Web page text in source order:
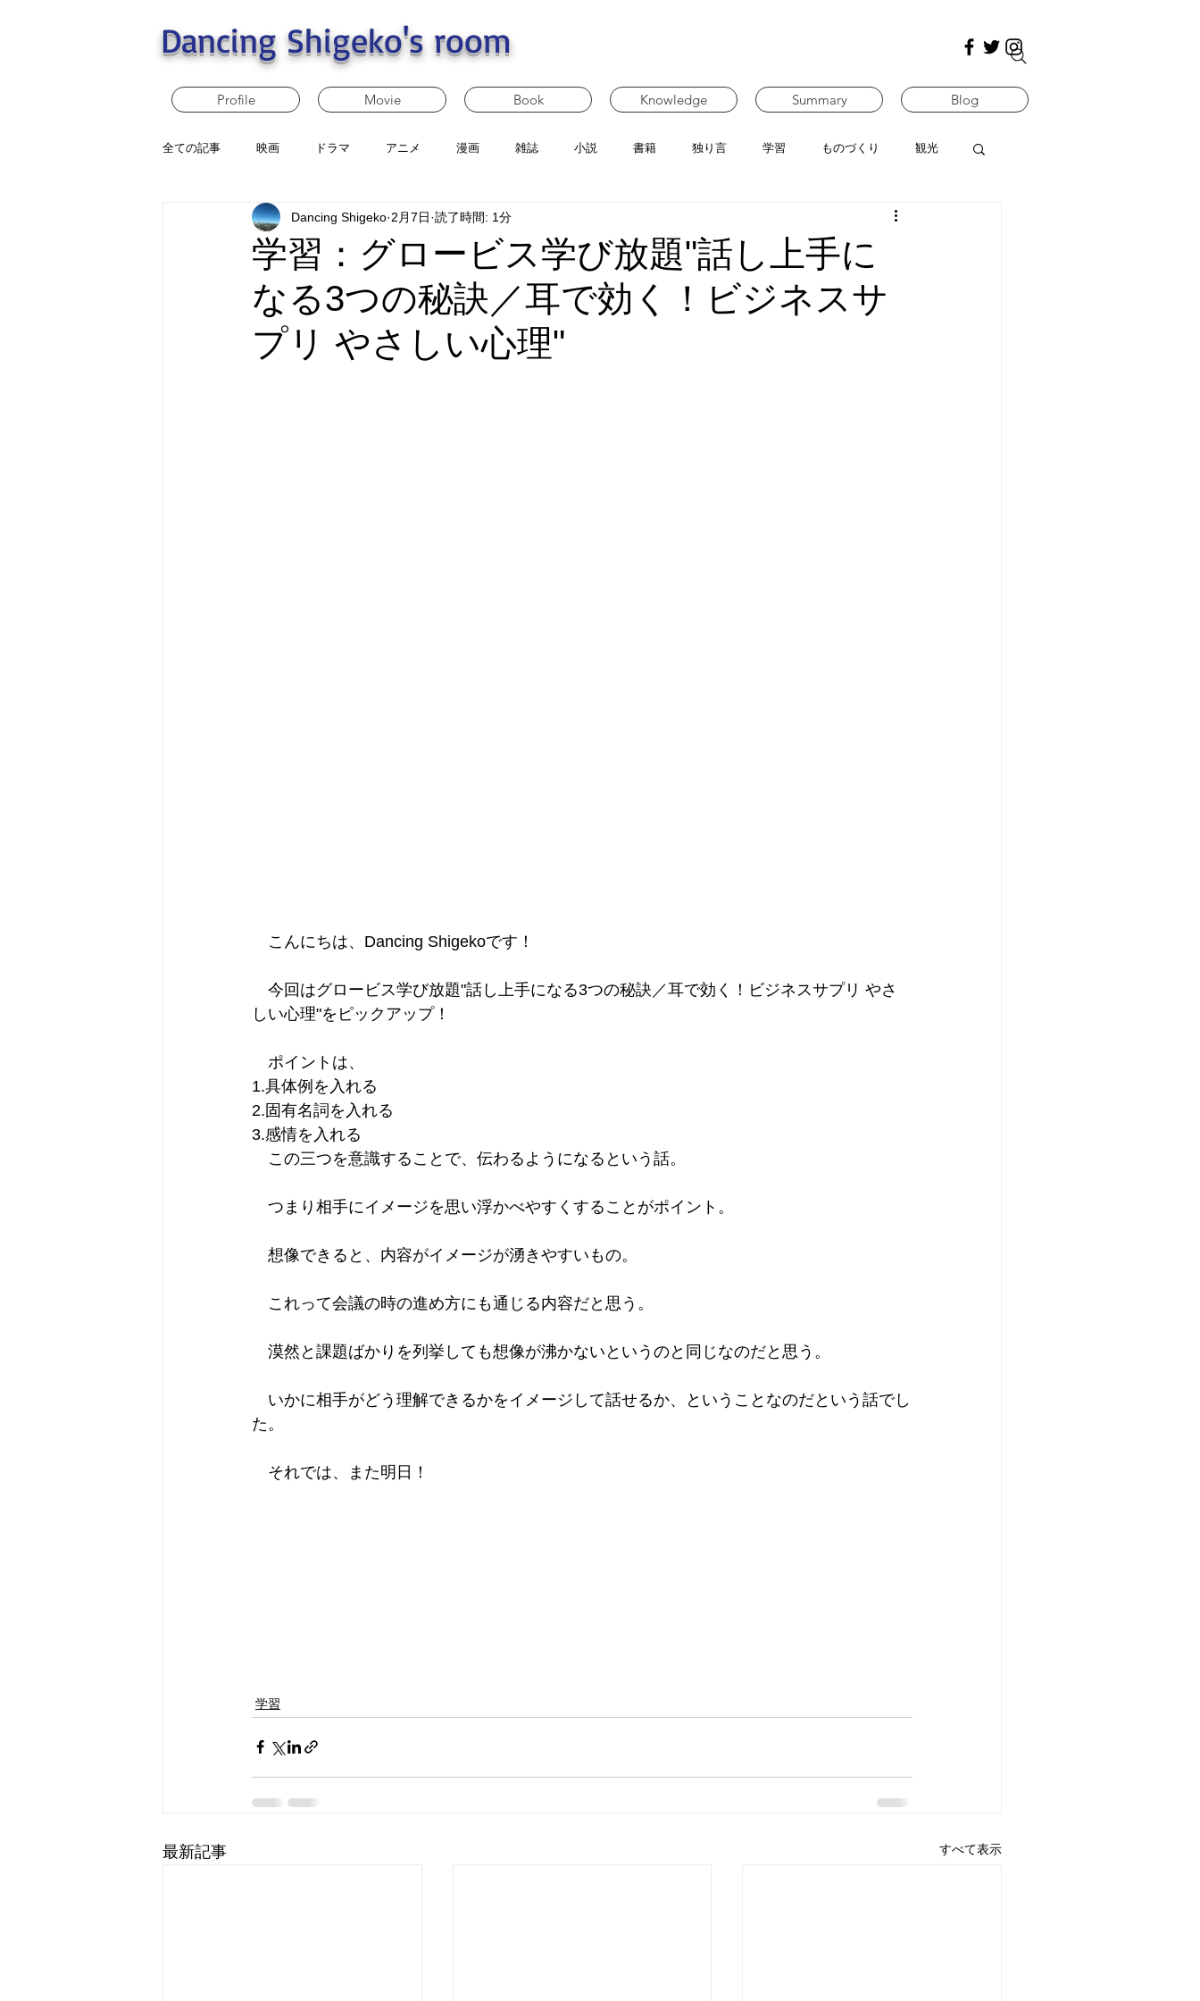
Dancing Shigeko's room
Profile Movie Book Knowledge Summary Blog
全ての記事 映画 ドラマ アニメ 漫画 雑誌 小説 書籍 独り言 学習 ものづくり 観光
学習：グロービス学び放題"話し上手に
なる3つの秘訣／耳で効く！ビジネスサ
プリ やさしい心理"
Dancing Shigeko 2月7日 読了時間: 1分
こんにちは、Dancing Shigekoです！
今回はグロービス学び放題"話し上手になる3つの秘訣／耳で効く！ビジネスサプリ やさ
しい心理"をピックアップ！
ポイントは、
1.具体例を入れる
2.固有名詞を入れる
3.感情を入れる
この三つを意識することで、伝わるようになるという話。
つまり相手にイメージを思い浮かべやすくすることがポイント。
想像できると、内容がイメージが湧きやすいもの。
これって会議の時の進め方にも通じる内容だと思う。
漠然と課題ばかりを列挙しても想像が沸かないというのと同じなのだと思う。
いかに相手がどう理解できるかをイメージして話せるか、ということなのだという話でし
た。
それでは、また明日！
学習
最新記事 すべて表示